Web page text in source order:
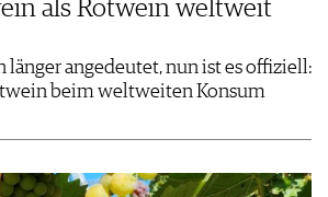
als Rotwein weltweit
länger angedeutet, nun ist es offiziell:
beim weltweiten Konsum